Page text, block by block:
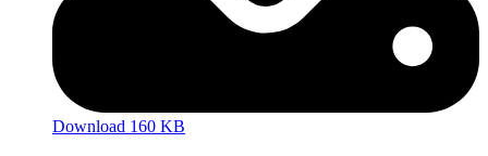
Download 160 KB